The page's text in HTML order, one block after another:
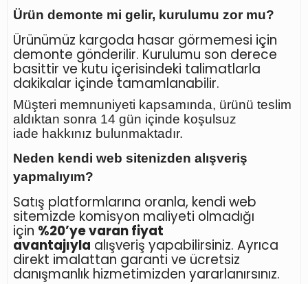
Ürün demonte mi gelir, kurulumu zor mu?
Ürünümüz kargoda hasar görmemesi için
demonte gönderilir. Kurulumu son derece
basittir ve kutu içerisindeki talimatlarla
dakikalar içinde tamamlanabilir.
Müşteri memnuniyeti kapsamında, ürünü teslim
aldıktan sonra 14 gün içinde koşulsuz
iade hakkınız bulunmaktadır.
Neden kendi web sitenizden alışveriş
yapmalıyım?
Satış platformlarına oranla, kendi web
sitemizde komisyon maliyeti olmadığı
için %20’ye varan fiyat
avantajıyla alışveriş yapabilirsiniz. Ayrıca
direkt imalattan garanti ve ücretsiz
danışmanlık hizmetimizden yararlanırsınız.